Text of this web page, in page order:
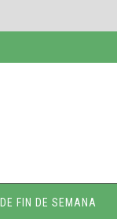
FIN DE SEMANA